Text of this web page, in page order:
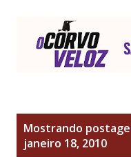
Mostrando
janeiro 18, 2010